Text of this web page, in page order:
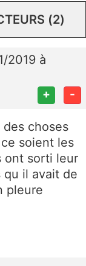
(2)
2019 à
+ -
choses
soient les
ont sorti leur
qu il avait de
pleure